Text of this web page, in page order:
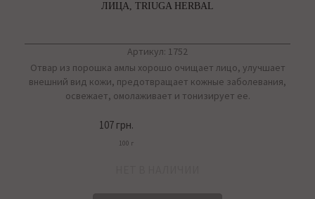
ЛИЦА, TRIUGA HERBAL
Артикул: 1752
Отвар из порошка амлы хорошо очищает лицо, улучшает
внешний вид кожи, предотвращает кожные заболевания,
освежает, омолаживает и тонизирует ее.
107 грн.
100 г